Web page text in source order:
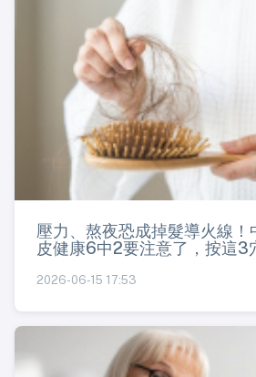
壓力、熬夜恐成掉髮導火線！
皮健康6中2要注意了，按這3
2026-06-15 17:53